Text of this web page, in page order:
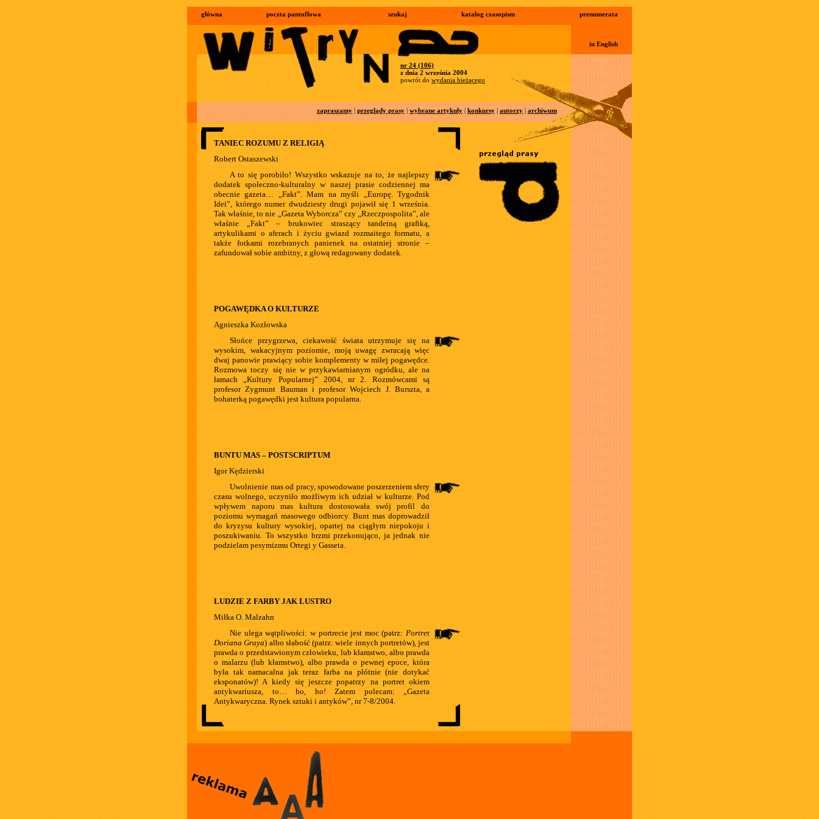
główna poczta pantoflowa szukaj katalog czasopism prenumerata
in English
nr 24 (106)
z dnia 2 września 2004
powrót do wydania bieżącego
zapraszamy | przeglądy prasy | wybrane artykuły | konkursy | autorzy | archiwum
TANIEC ROZUMU Z RELIGIĄ
Robert Ostaszewski
A to się porobiło! Wszystko wskazuje na to, że najlepszy
dodatek społeczno-kulturalny w naszej prasie codziennej ma
obecnie gazeta… „Fakt”. Mam na myśli „Europę. Tygodnik
Idei”, którego numer dwudziesty drugi pojawił się 1 września.
Tak właśnie, to nie „Gazeta Wyborcza” czy „Rzeczpospolita”, ale
właśnie „Fakt” – brukowiec straszący tandetną grafiką,
artykulikami o aferach i życiu gwiazd rozmaitego formatu, a
także fotkami rozebranych panienek na ostatniej stronie –
zafundował sobie ambitny, z głową redagowany dodatek.
POGAWĘDKA O KULTURZE
Agnieszka Kozłowska
Słońce przygrzewa, ciekawość świata utrzymuje się na
wysokim, wakacyjnym poziomie, moją uwagę zwracają więc
dwaj panowie prawiący sobie komplementy w miłej pogawędce.
Rozmowa toczy się nie w przykawiarnianym ogródku, ale na
łamach „Kultury Popularnej” 2004, nr 2. Rozmówcami są
profesor Zygmunt Bauman i profesor Wojciech J. Burszta, a
bohaterką pogawędki jest kultura popularna.
BUNTU MAS – POSTSCRIPTUM
Igor Kędzierski
Uwolnienie mas od pracy, spowodowane poszerzeniem sfery
czasu wolnego, uczyniło możliwym ich udział w kulturze. Pod
wpływem naporu mas kultura dostosowała swój profil do
poziomu wymagań masowego odbiorcy. Bunt mas doprowadził
do kryzysu kultury wysokiej, opartej na ciągłym niepokoju i
poszukiwaniu. To wszystko brzmi przekonująco, ja jednak nie
podzielam pesymizmu Ortegi y Gasseta.
LUDZIE Z FARBY JAK LUSTRO
Miłka O. Malzahn
Nie ulega wątpliwości: w portrecie jest moc (patrz: Portret
Doriana Graya) albo słabość (patrz: wiele innych portretów), jest
prawda o przedstawionym człowieku, lub kłamstwo, albo prawda
o malarzu (lub kłamstwo), albo prawda o pewnej epoce, która
była tak namacalna jak teraz farba na płótnie (nie dotykać
eksponatów)! A kiedy się jeszcze popatrzy na portret okiem
antykwariusza, to… ho, ho! Zatem polecam: „Gazeta
Antykwaryczna. Rynek sztuki i antyków”, nr 7-8/2004.